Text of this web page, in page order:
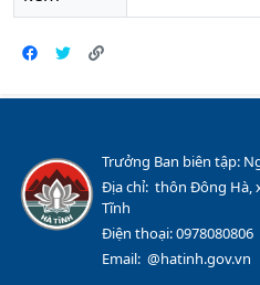
Trưởng Ban biên tập:
Địa chỉ: thôn Đông Hà,
Tĩnh
Điện thoại: 0978080806
Email: @hatinh.gov.vn